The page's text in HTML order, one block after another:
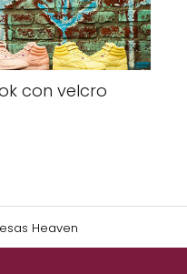
con velcro
Heaven